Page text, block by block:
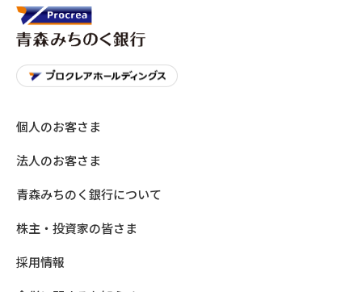
個人のお客さま
法人のお客さま
青森みちのく銀行について
株主・投資家の皆さま
採用情報